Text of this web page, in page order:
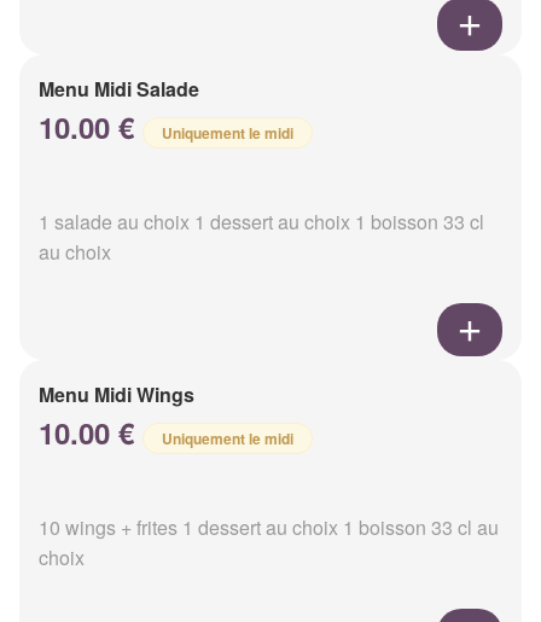
Menu Midi Salade
10.00 € Uniquement le midi
1 salade au choix 1 dessert au choix 1 boisson 33 cl
au choix
Menu Midi Wings
10.00 € Uniquement le midi
10 wings + frites 1 dessert au choix 1 boisson 33 cl au
choix